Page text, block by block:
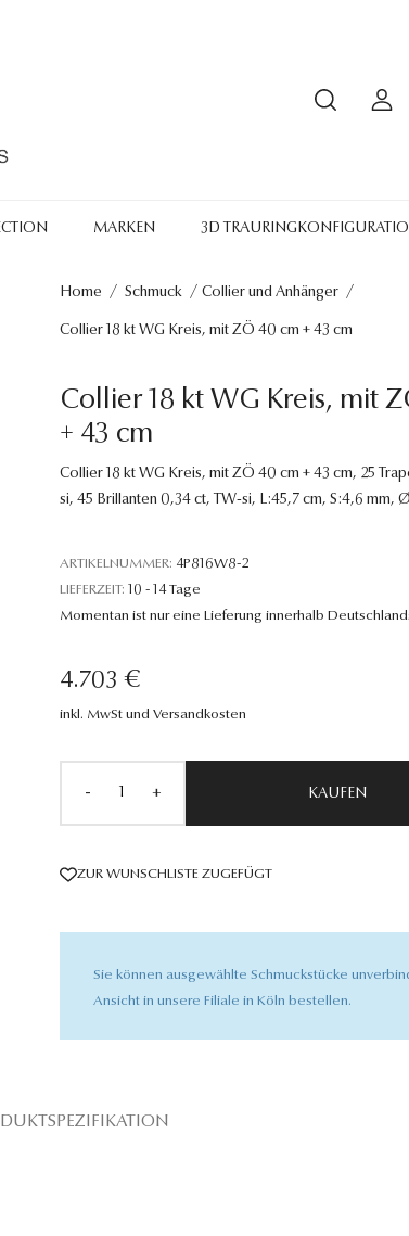
MARKEN 3D
Home / Schmuck / Collier und Anhänger /
Collier 18 kt WG Kreis, mit ZÖ 40 cm + 43 cm
Collier 18 kt WG Kreis, mit
+ 43 cm
Collier 18 kt WG Kreis, mit ZÖ 40 cm + 43 cm, 25
si, 45 Brillanten 0,34 ct, TW-si, L:45,7 cm, S:4,6 mm,
ARTIKELNUMMER: 4P816W8-2
LIEFERZEIT: 10 - 14 Tage
Momentan ist nur eine Lieferung innerhalb
4.703 €
inkl. MwSt und Versandkosten
- + KAUFEN
ZUR WUNSCHLISTE ZUGEFÜGT
Sie können ausgewählte Schmuckstücke
Ansicht in unsere Filiale in Köln bestellen.